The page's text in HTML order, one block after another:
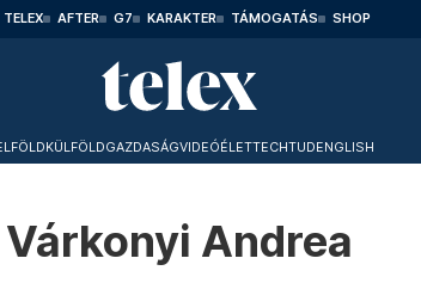
TELEX AFTER G7 KARAKTER TÁMOGATÁS SHOP
KÜLFÖLDGAZDASÁGVIDEÓÉLETTECHTUDENGLISH
Várkonyi Andrea